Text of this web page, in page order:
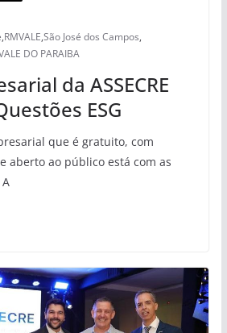
,RMVALE,São José dos Campos,
DO PARAIBA
da ASSECRE
ESG
que é gratuito, com
aberto ao público está com as